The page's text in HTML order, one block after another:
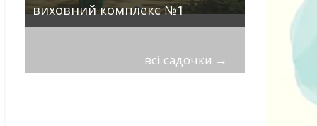
виховний комплекс №1
всі садочки →